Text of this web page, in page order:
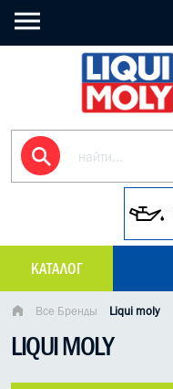
КАТАЛОГ
МАСЛО МОТОРНОЕ
ГРУЗОВЫЕ МАСЛА
Все Бренды Liqui moly
LIQUI MOLY